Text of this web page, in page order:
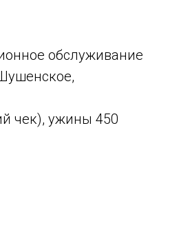
обслуживание
чек), ужины 450